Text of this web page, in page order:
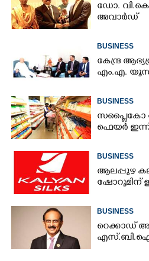
ഡോ.
അവാർഡ്
BUSINESS
കേന്ദ്ര
എം.എ.
BUSINESS
സപ്ലൈകോ
ഫെയർ
BUSINESS
ആലപ്പുഴ
ഷോറൂമിന്
BUSINESS
റെക്കാഡ്